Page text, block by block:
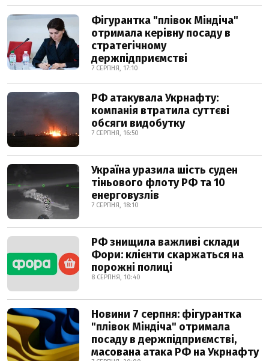
Фігурантка "плівок Міндіча"
отримала керівну посаду в
стратегічному
держпідприємстві
7 СЕРПНЯ, 17:10
РФ атакувала Укрнафту:
компанія втратила суттєві
обсяги видобутку
7 СЕРПНЯ, 16:50
Україна уразила шість суден
тіньового флоту РФ та 10
енерговузлів
7 СЕРПНЯ, 18:10
РФ знищила важливі склади
Фори: клієнти скаржаться на
порожні полиці
8 СЕРПНЯ, 10:40
Новини 7 серпня: фігурантка
"плівок Міндіча" отримала
посаду в держпідприємстві,
масована атака РФ на Укрнафту